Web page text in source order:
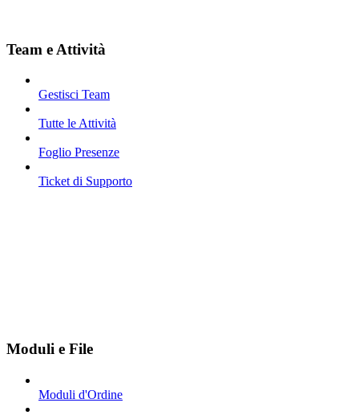
Team e Attività
Gestisci Team
Tutte le Attività
Foglio Presenze
Ticket di Supporto
Moduli e File
Moduli d'Ordine